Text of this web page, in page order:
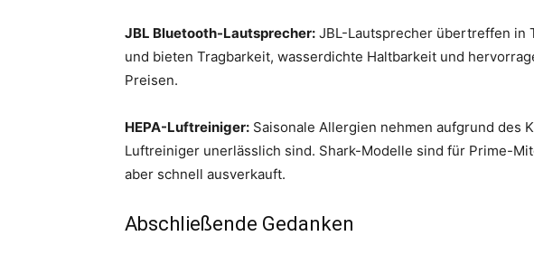
JBL Bluetooth-Lautsprecher: JBL-Lautsprecher übertreffen in
und bieten Tragbarkeit, wasserdichte Haltbarkeit und
Preisen.
HEPA-Luftreiniger: Saisonale Allergien nehmen aufgrund des
Luftreiniger unerlässlich sind. Shark-Modelle sind für Prime-
aber schnell ausverkauft.
Abschließende Gedanken